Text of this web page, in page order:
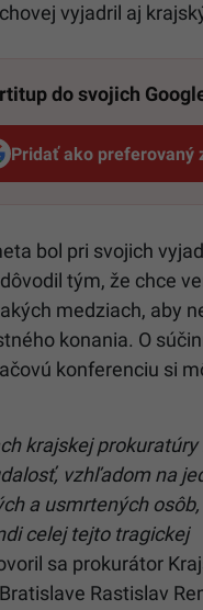
vyjadril aj
do svojich
Pridať ako preferovaný
Startitup,
bol pri svojich
tým, že chce
medziach, aby
konania. O
konferenciu si
krajskej prokuratúry
vzhľadom na
a usmrtených
celej tejto tragickej
sa prokurátor
Rastislav